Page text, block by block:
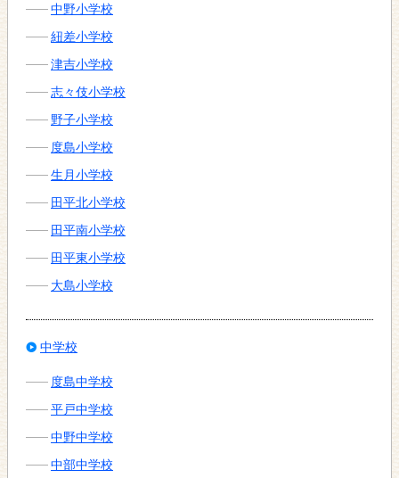
中野小学校
紐差小学校
津吉小学校
志々伎小学校
野子小学校
度島小学校
生月小学校
田平北小学校
田平南小学校
田平東小学校
大島小学校
中学校
度島中学校
平戸中学校
中野中学校
中部中学校